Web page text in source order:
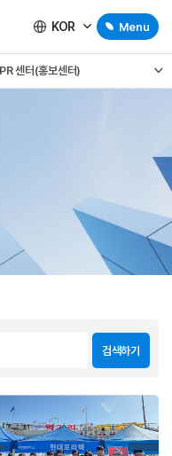
KOR Menu
PR 센터(홍보센터)
검색하기